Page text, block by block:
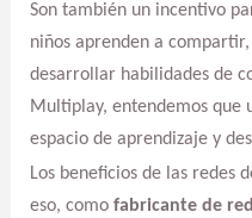
Son también un incentivo
niños aprenden a
desarrollar habilidades de
Multiplay, entendemos que
espacio de aprendizaje y
Los beneficios de las redes
eso, como fabricante de